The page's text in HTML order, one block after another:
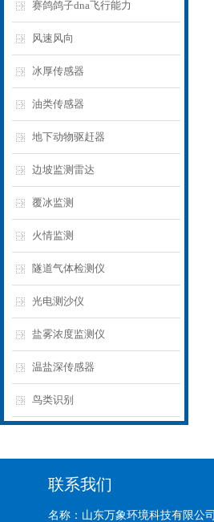
赛鸽鸽子dna飞行能力
风速风向
冰厚传感器
油类传感器
地下动物驱赶器
边坡监测雷达
覆冰监测
火情监测
隧道气体检测仪
光电测沙仪
盐雾浓度监测仪
温盐深传感器
鸟类识别
联系我们
名称：山东万象环境科技有限公司